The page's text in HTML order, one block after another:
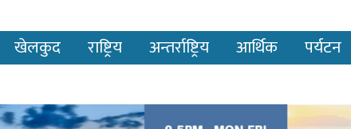
खेलकुद राष्ट्रिय अन्तर्राष्ट्रिय आर्थिक पर्यटन